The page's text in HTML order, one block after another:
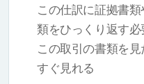
この仕訳に証拠書
類をひっくり返す必
この取引の書類を見
すぐ見れる